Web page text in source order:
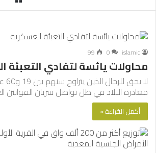
islamic
0
99
محاولات يائسة لتفادي التعبئة
لا
مغادرة البلاد في ظل تواصل سريان القوانين
أكمل القراءة »